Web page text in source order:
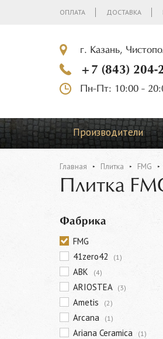
ОПЛАТА ДОСТАВКА
г. Казань,
+7 (843) 204-
Пн-Пт: 10:00 -
Производители
Главная Плитка FMG
Плитка
Фабрика
FMG
41zero42
(1)
ABK (4)
ARIOSTEA (3)
Ametis (2)
Arcana (1)
Ariana Ceramica (1)